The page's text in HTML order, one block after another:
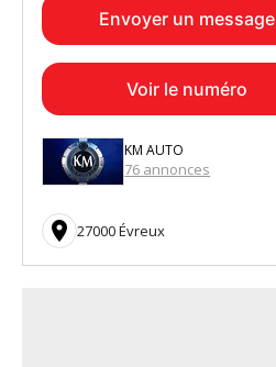
Envoyer un message
Voir le numéro
KM AUTO
76 annonces
 27000 Évreux